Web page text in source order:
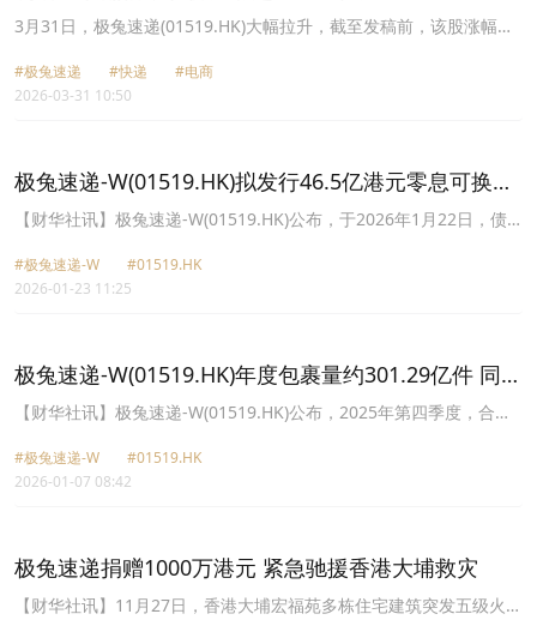
(01519.HK)迎来收获期？
3月31日，极兔速递(01519.HK)大幅拉升，截至发稿前，该股涨幅扩
#极兔速递 #快递
#电商
2026-03-31 10:50
极兔速递-W(01519.HK)拟发行46.5亿港元零息可换股
债券
【财华社讯】极兔速递-W(01519.HK)公布，于2026年1月22日，债
条件的规限下，经办人各自(而非共同)已同意认购及支付，或促使认
购人认购及支付债券发行人将予发行的本金总额为46.5亿港元的2026
月22日(即签署认购协议交易日)香港联交所所报最后收市价每股B类
股份11.12港元溢价约30.85%。发行2026年可换股债券的所得款项净
额(扣除发行费用及开支后)将约为45.96亿港元。公司拟将所得款项净
(包括股份回购)，以及作一般企业用途。
#极兔速递-W
#01519.HK
2026-01-23 11:25
极兔速递-W(01519.HK)年度包裹量约301.29亿件 同比
增长22.2%
【财华社讯】极兔速递-W(01519.HK)公布，2025年第四季度，合计
中，东南亚包裹量约24.36亿件，同比增长73.6%，日均包裹量2650
万件；中国包裹量约58.91亿件，同比减少0.4%，日均包裹量6400万
22.2%，日均包裹量8250万件，同比增长22.6%。
#极兔速递-W
#01519.HK
2026-01-07 08:42
极兔速递捐赠1000万港元 紧急驰援香港大埔救灾
【财华社讯】11月27日，香港大埔宏福苑多栋住宅建筑突发五级火